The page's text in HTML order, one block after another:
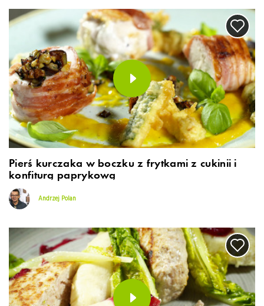
Pierś kurczaka w boczku z frytkami z cukinii i
konfiturą paprykową
Andrzej Polan